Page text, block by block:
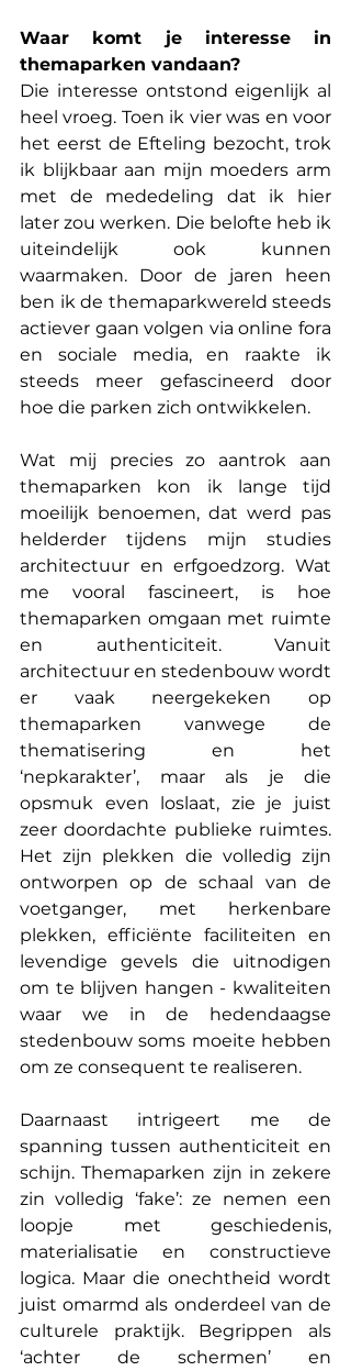
Waar komt je interesse in
themaparken vandaan?
Die interesse ontstond eigenlijk al
heel vroeg. Toen ik vier was en voor
het eerst de Efteling bezocht, trok
ik blijkbaar aan mijn moeders arm
met de mededeling dat ik hier
later zou werken. Die belofte heb ik
uiteindelijk ook kunnen
waarmaken. Door de jaren heen
ben ik de themaparkwereld steeds
actiever gaan volgen via online fora
en sociale media, en raakte ik
steeds meer gefascineerd door
hoe die parken zich ontwikkelen.
Wat mij precies zo aantrok aan
themaparken kon ik lange tijd
moeilijk benoemen, dat werd pas
helderder tijdens mijn studies
architectuur en erfgoedzorg. Wat
me vooral fascineert, is hoe
themaparken omgaan met ruimte
en authenticiteit. Vanuit
architectuur en stedenbouw wordt
er vaak neergekeken op
themaparken vanwege de
thematisering en het
‘nepkarakter’, maar als je die
opsmuk even loslaat, zie je juist
zeer doordachte publieke ruimtes.
Het zijn plekken die volledig zijn
ontworpen op de schaal van de
voetganger, met herkenbare
plekken, efficiënte faciliteiten en
levendige gevels die uitnodigen
om te blijven hangen - kwaliteiten
waar we in de hedendaagse
stedenbouw soms moeite hebben
om ze consequent te realiseren.
Daarnaast intrigeert me de
spanning tussen authenticiteit en
schijn. Themaparken zijn in zekere
zin volledig ‘fake’: ze nemen een
loopje met geschiedenis,
materialisatie en constructieve
logica. Maar die onechtheid wordt
juist omarmd als onderdeel van de
culturele praktijk. Begrippen als
‘achter de schermen’ en